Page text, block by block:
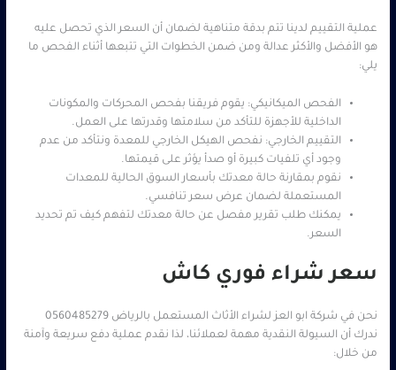
عملية التقييم لدينا تتم بدقة متناهية لضمان أن السعر الذي تحصل عليه
هو الأفضل والأكثر عدالة ومن ضمن الخطوات التي تتبعها أثناء الفحص ما
يلي:
الفحص الميكانيكي: يقوم فريقنا بفحص المحركات والمكونات
الداخلية للأجهزة للتأكد من سلامتها وقدرتها على العمل.
التقييم الخارجي: نفحص الهيكل الخارجي للمعدة ونتأكد من عدم
وجود أي تلفيات كبيرة أو صدأ يؤثر على قيمتها.
نقوم بمقارنة حالة معدتك بأسعار السوق الحالية للمعدات
المستعملة لضمان عرض سعر تنافسي.
يمكنك طلب تقرير مفصل عن حالة معدتك لتفهم كيف تم تحديد
السعر.
سعر شراء فوري كاش
نحن في شركة ابو العز لشراء الأثاث المستعمل بالرياض 0560485279
ندرك أن السيولة النقدية مهمة لعملائنا، لذا نقدم عملية دفع سريعة وآمنة
من خلال: